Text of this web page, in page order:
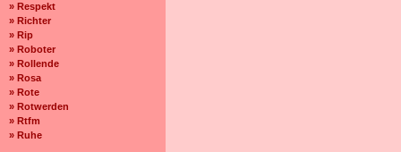
» Respekt
» Richter
» Rip
» Roboter
» Rollende
» Rosa
» Rote
» Rotwerden
» Rtfm
» Ruhe